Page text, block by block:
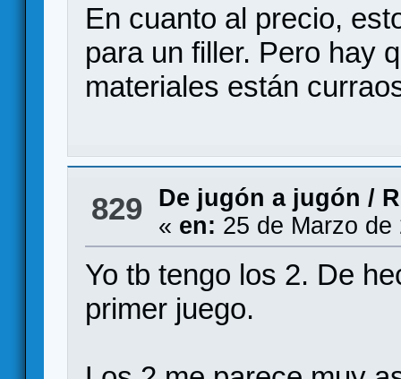
En cuanto al precio,
para un filler. Pero hay
materiales están
829 De jugón a jugón /
« en: 25 de Marzo
Yo tb tengo los 2. De
primer juego.